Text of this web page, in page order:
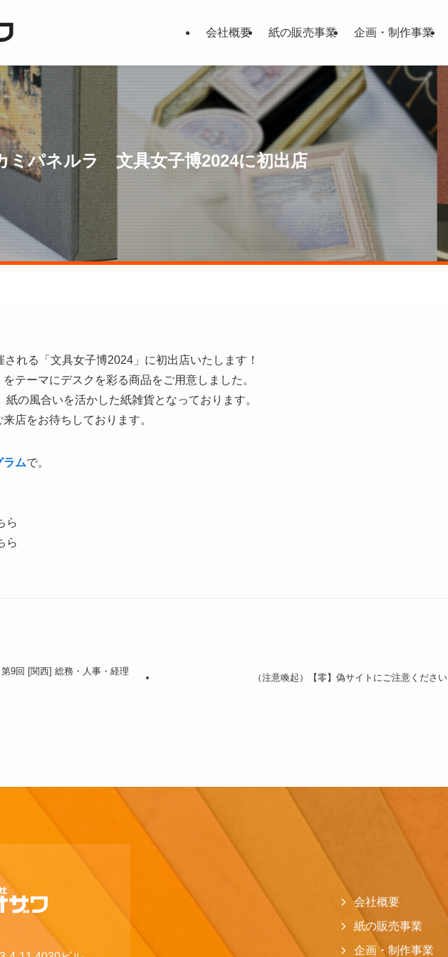
会社概要 紙の販売事業 企画・制作事業
パネルラ 文具女子博2024に初出店
れる「文具女子博2024」に初出店いたします！
テーマにデスクを彩る商品をご用意しました。
紙の風合いを活かした紙雑貨となっております。
店をお待ちしております。
ラムで。
ら
ら
9回 [関西] 総務・人事・経理
（注意喚起）【零】偽サイトにご注意ください
会社概要
紙の販売事業
企画・制作事業